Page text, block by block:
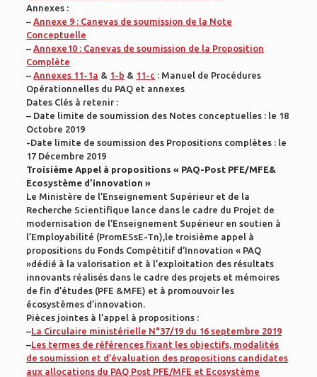
Annexes :
–Annexe 9 : Canevas de soumission de la Note
Conceptuelle
–Annexe10 : Canevas de soumission de la Proposition
Complète
–Annexes 11-1a & 1-b & 11-c : Manuel de Procédures
Opérationnelles du PAQ et annexes
Dates Clés à retenir :
– Date limite de soumission des Notes conceptuelles : le 18
Octobre 2019
-Date limite de soumission des Propositions complètes : le
17 Décembre 2019
Troisième Appel à propositions « PAQ-Post PFE/MFE&
Ecosystème d’innovation »
Le Ministère de l’Enseignement Supérieur et de la
Recherche Scientifique lance dans le cadre du Projet de
modernisation de l’Enseignement Supérieur en soutien à
l’Employabilité (PromESsE-Tn),le troisième appel à
propositions du Fonds Compétitif d’Innovation « PAQ
»dédié à la valorisation et à l’exploitation des résultats
innovants réalisés dans le cadre des projets et mémoires
de fin d’études (PFE &MFE) et à promouvoir les
écosystèmes d’innovation.
Pièces jointes à l’appel à propositions :
–La Circulaire ministérielle N°37/19 du 16 septembre 2019
–Les termes de références fixant les objectifs, modalités
de soumission et d’évaluation des propositions candidates
aux allocations du PAQ Post PFE/MFE et Ecosystème